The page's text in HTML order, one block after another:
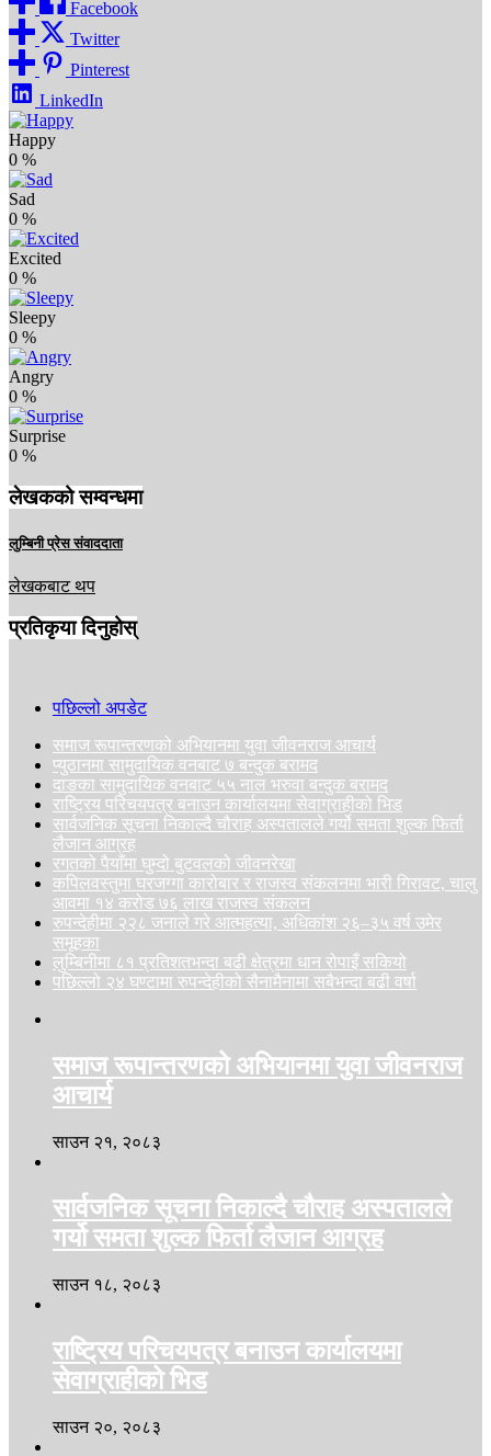
Facebook
Twitter
Pinterest
LinkedIn
Happy
0 %
Sad
0 %
Excited
0 %
Sleepy
0 %
Angry
0 %
Surprise
0 %
लेखकको सम्वन्धमा
लुम्बिनी प्रेस संवाददाता
लेखकबाट थप
प्रतिकृया दिनुहोस्
पछिल्लो अपडेट
समाज रूपान्तरणको अभियानमा युवा जीवनराज आचार्य
प्युठानमा सामुदायिक वनबाट ७ बन्दुक बरामद
दाङका सामुदायिक वनबाट ५५ नाल भरुवा बन्दुक बरामद
राष्ट्रिय परिचयपत्र बनाउन कार्यालयमा सेवाग्राहीको भिड
सार्वजनिक सूचना निकाल्दै चौराह अस्पतालले गर्यो समता शुल्क फिर्ता
लैजान आग्रह
रगतको पैयाँमा घुम्दो बुटवलको जीवनरेखा
कपिलवस्तुमा घरजग्गा कारोबार र राजस्व संकलनमा भारी गिरावट, चालु
आवमा १४ करोड ७६ लाख राजस्व संकलन
रुपन्देहीमा २२८ जनाले गरे आत्महत्या, अधिकांश २६–३५ वर्ष उमेर
समूहका
लुम्बिनीमा ८१ प्रतिशतभन्दा बढी क्षेत्रमा धान रोपाइँ सकियो
पछिल्लो २४ घण्टामा रुपन्देहीको सैनामैनामा सबैभन्दा बढी वर्षा
समाज रूपान्तरणको अभियानमा युवा जीवनराज
आचार्य
साउन २१, २०८३
सार्वजनिक सूचना निकाल्दै चौराह अस्पतालले
गर्यो समता शुल्क फिर्ता लैजान आग्रह
साउन १८, २०८३
राष्ट्रिय परिचयपत्र बनाउन कार्यालयमा
सेवाग्राहीको भिड
साउन २०, २०८३